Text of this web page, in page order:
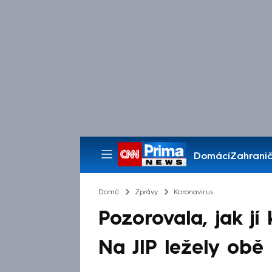
Domácí
Pořady
Domů Zprávy Koronavirus
Pozorovala, jak jí
Na JIP ležely